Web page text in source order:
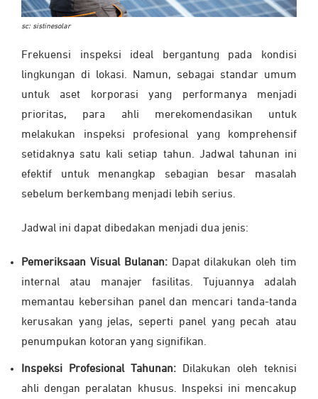
sc: sistinesolar
Frekuensi inspeksi ideal bergantung pada kondisi
lingkungan di lokasi. Namun, sebagai standar umum
untuk aset korporasi yang performanya menjadi
prioritas, para ahli merekomendasikan untuk
melakukan inspeksi profesional yang komprehensif
setidaknya satu kali setiap tahun. Jadwal tahunan ini
efektif untuk menangkap sebagian besar masalah
sebelum berkembang menjadi lebih serius.
Jadwal ini dapat dibedakan menjadi dua jenis:
Pemeriksaan Visual Bulanan:Dapat dilakukan oleh tim
internal atau manajer fasilitas. Tujuannya adalah
memantau kebersihan panel dan mencari tanda-tanda
kerusakan yang jelas, seperti panel yang pecah atau
penumpukan kotoran yang signifikan.
Inspeksi Profesional Tahunan: Dilakukan oleh teknisi
ahli dengan peralatan khusus. Inspeksi ini mencakup